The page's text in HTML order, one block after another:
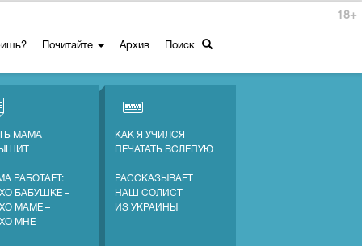
Почитайте Архив Поиск
18+
МАМА
РАБОТАЕТ:
БАБУШКЕ –
МАМЕ –
МНЕ
КАК Я УЧИЛСЯ
ПЕЧАТАТЬ ВСЛЕПУЮ
РАССКАЗЫВАЕТ
НАШ СОЛИСТ
ИЗ УКРАИНЫ